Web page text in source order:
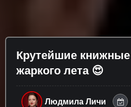
Крутейшие
жаркого лета 😍
Людмила Личи